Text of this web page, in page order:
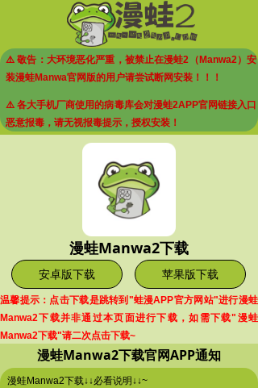
⚠️ 敬告：大环境恶化严重，被禁止在漫蛙2（Manwa2）安
装漫蛙Manwa官网版的用户请尝试断网安装！！！
⚠️ 各大手机厂商使用的病毒库会对漫蛙2APP官网链接入口
恶意报毒，请无视报毒提示，授权安装！
漫蛙Manwa2下载
安卓版下载 苹果版下载
漫蛙Manwa2下载官网APP通知
漫蛙Manwa2下载↓↓必看说明↓↓~
温馨提示：点击下载是跳转到"蛙漫APP官方网站"进行漫蛙
Manwa2下载并非通过本页面进行下载，如需下载"漫蛙
Manwa2下载"请二次点击下载~